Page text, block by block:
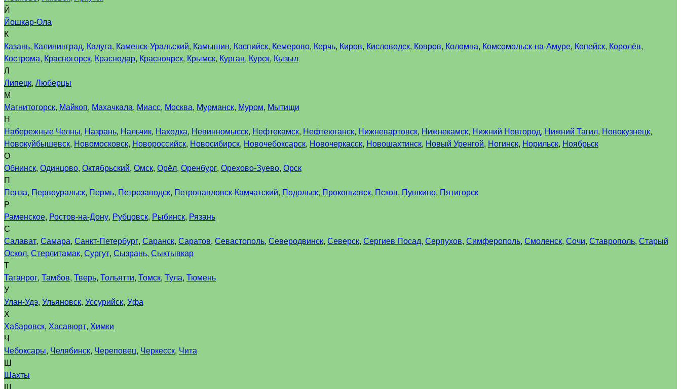
Й
Йошкар-Ола
К
Казань, Калининград, Калуга, Каменск-Уральский, Камышин, Каспийск, Кемерово, Керчь, Киров, Кисловодск, Ковров, Коломна, Комсомольск-на-Амуре, Копейск, Королёв,
Кострома, Красногорск, Краснодар, Красноярск, Крымск, Курган, Курск, Кызыл
Л
Липецк, Люберцы
М
Магнитогорск, Майкоп, Махачкала, Миасс, Москва, Мурманск, Муром, Мытищи
Н
Набережные Челны, Назрань, Нальчик, Находка, Невинномысск, Нефтекамск, Нефтеюганск, Нижневартовск, Нижнекамск, Нижний Новгород, Нижний Тагил, Новокузнецк,
Новокуйбышевск, Новомосковск, Новороссийск, Новосибирск, Новочебоксарск, Новочеркасск, Новошахтинск, Новый Уренгой, Ногинск, Норильск, Ноябрьск
О
Обнинск, Одинцово, Октябрьский, Омск, Орёл, Оренбург, Орехово-Зуево, Орск
П
Пенза, Первоуральск, Пермь, Петрозаводск, Петропавловск-Камчатский, Подольск, Прокопьевск, Псков, Пушкино, Пятигорск
Р
Раменское, Ростов-на-Дону, Рубцовск, Рыбинск, Рязань
С
Салават, Самара, Санкт-Петербург, Саранск, Саратов, Севастополь, Северодвинск, Северск, Сергиев Посад, Серпухов, Симферополь, Смоленск, Сочи, Ставрополь, Старый
Оскол, Стерлитамак, Сургут, Сызрань, Сыктывкар
Т
Таганрог, Тамбов, Тверь, Тольятти, Томск, Тула, Тюмень
У
Улан-Удэ, Ульяновск, Уссурийск, Уфа
Х
Хабаровск, Хасавюрт, Химки
Ч
Чебоксары, Челябинск, Череповец, Черкесск, Чита
Ш
Шахты